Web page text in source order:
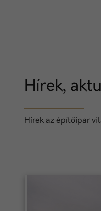
Hírek,
Hírek az építőipar